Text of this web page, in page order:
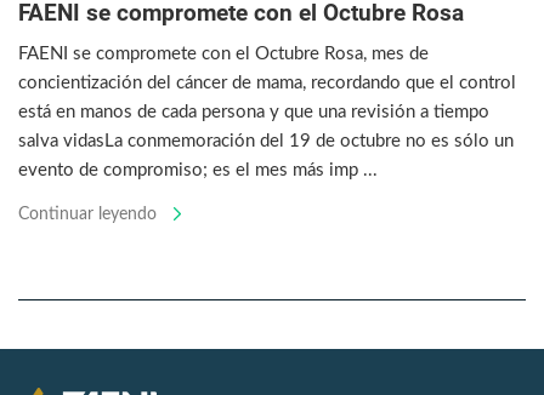
FAENI se compromete con el Octubre Rosa
FAENI se compromete con el Octubre Rosa, mes de
concientización del cáncer de mama, recordando que el control
está en manos de cada persona y que una revisión a tiempo
salva vidasLa conmemoración del 19 de octubre no es sólo un
evento de compromiso; es el mes más imp ...
Continuar leyendo